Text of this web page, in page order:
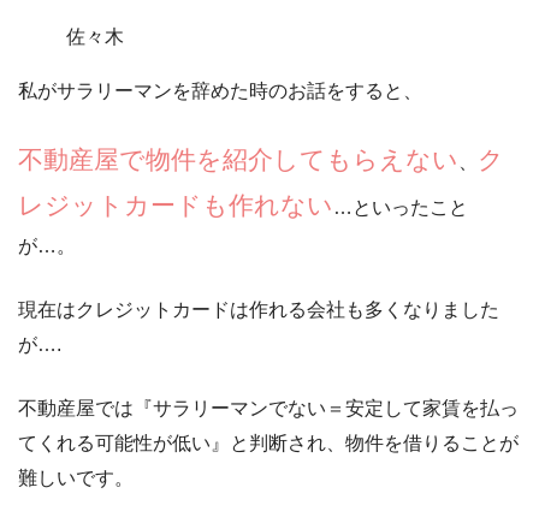
佐々木
私がサラリーマンを辞めた時のお話をすると、
不動産屋で物件を紹介してもらえない
ク
レジットカードも作れない …といったこと
が…。
現在はクレジットカードは作れる会社も多くなりました
が….
不動産屋では『サラリーマンでない＝安定して家賃を払っ
てくれる可能性が低い』と判断され、物件を借りることが
難しいです。